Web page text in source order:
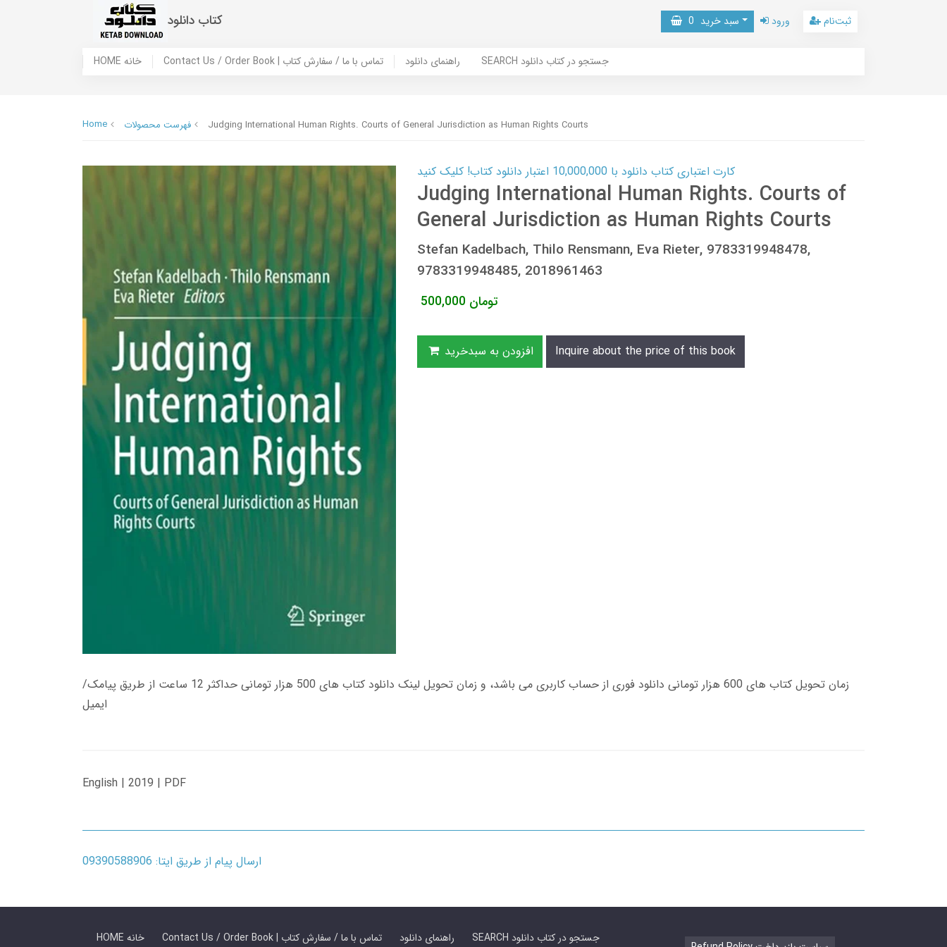
کتاب دانلود سبد خرید 0 ورود ثبت‌نام
HOME خانه Contact Us / Order Book | تماس با ما / سفارش کتاب راهنمای دانلود SEARCH جستجو در کتاب دانلود
Home فهرست محصولات Judging International Human Rights. Courts of General Jurisdiction as Human Rights Courts
کارت اعتباری کتاب دانلود با 10,000,000 اعتبار دانلود کتاب! کلیک کنید
Judging International Human Rights. Courts of
General Jurisdiction as Human Rights Courts
Stefan Kadelbach, Thilo Rensmann, Eva Rieter, 9783319948478,
9783319948485, 2018961463
500,000 تومان
افزودن به سبدخرید Inquire about the price of this book
زمان تحویل کتاب های 600 هزار تومانی دانلود فوری از حساب کاربری می باشد، و زمان تحویل لینک دانلود کتاب های 500 هزار تومانی حداکثر 12 ساعت از طریق پیامک/
ایمیل
English | 2019 | PDF
ارسال پیام از طریق ایتا: 09390588906
HOME خانه Contact Us / Order Book | تماس با ما / سفارش کتاب راهنمای دانلود SEARCH جستجو در کتاب دانلود